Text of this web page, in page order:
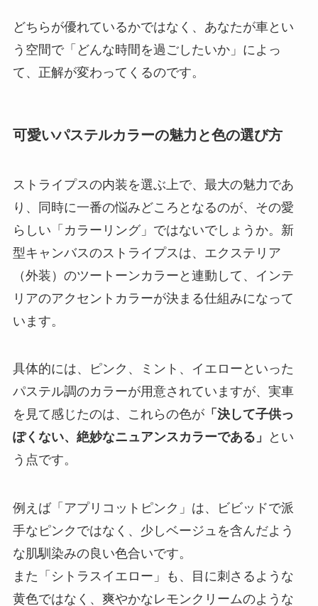
どちらが優れているかではなく、あなたが車とい
う空間で「どんな時間を過ごしたいか」によっ
て、正解が変わってくるのです。
可愛いパステルカラーの魅力と色の選び方
ストライプスの内装を選ぶ上で、最大の魅力であ
り、同時に一番の悩みどころとなるのが、その愛
らしい「カラーリング」ではないでしょうか。新
型キャンバスのストライプスは、エクステリア
（外装）のツートーンカラーと連動して、インテ
リアのアクセントカラーが決まる仕組みになって
います。
具体的には、ピンク、ミント、イエローといった
パステル調のカラーが用意されていますが、実車
を見て感じたのは、これらの色が「決して子供っ
ぽくない、絶妙なニュアンスカラーである」
とい
う点です。
例えば「アプリコットピンク」は、ビビッドで派
手なピンクではなく、少しベージュを含んだよう
な肌馴染みの良い色合いです。
また「シトラスイエロー」も、目に刺さるような
黄色ではなく、爽やかなレモンクリームのような